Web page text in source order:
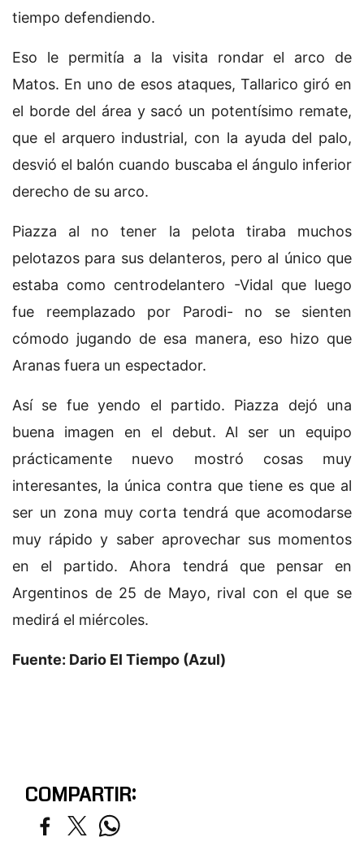
tiempo defendiendo.
Eso le permitía a la visita rondar el arco de
Matos. En uno de esos ataques, Tallarico giró en
el borde del área y sacó un potentísimo remate,
que el arquero industrial, con la ayuda del palo,
desvió el balón cuando buscaba el ángulo inferior
derecho de su arco.
Piazza al no tener la pelota tiraba muchos
pelotazos para sus delanteros, pero al único que
estaba como centrodelantero -Vidal que luego
fue reemplazado por Parodi- no se sienten
cómodo jugando de esa manera, eso hizo que
Aranas fuera un espectador.
Así se fue yendo el partido. Piazza dejó una
buena imagen en el debut. Al ser un equipo
prácticamente nuevo mostró cosas muy
interesantes, la única contra que tiene es que al
ser un zona muy corta tendrá que acomodarse
muy rápido y saber aprovechar sus momentos
en el partido. Ahora tendrá que pensar en
Argentinos de 25 de Mayo, rival con el que se
medirá el miércoles.
Fuente: Dario El Tiempo (Azul)
COMPARTIR: